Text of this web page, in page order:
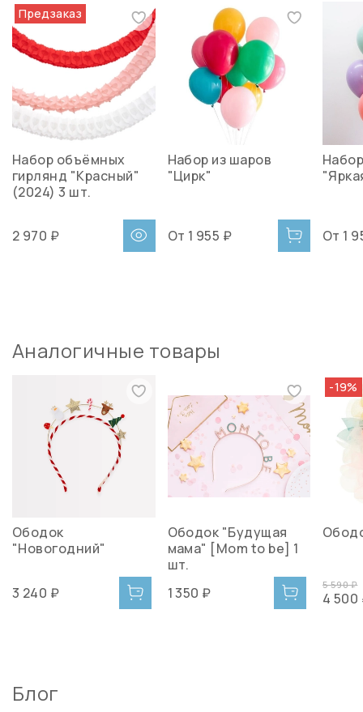
Предзаказ
Набор объёмных
гирлянд "Красный"
(2024) 3 шт.
2 970 ₽
Набор из шаров
"Цирк"
От 1 955 ₽ От 1
Аналогичные товары
Ободок
"Новогодний"
3 240 ₽
Ободок "Будущая
мама" [Mom to be] 1
шт.
1 350 ₽
-19%
5 590 ₽
4 500
Блог